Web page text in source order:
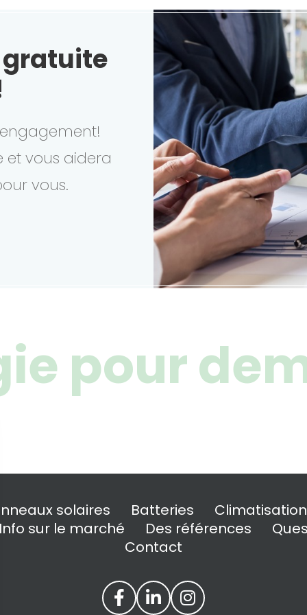
gratuite
et vous aidera
vous.
pour
solaires Batteries
Climatisation
sur le marché
Des références
Contact